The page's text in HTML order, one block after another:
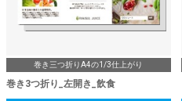
巻き三つ折りA4の1/3仕上がり
巻き3つ折り_左開き_飲食